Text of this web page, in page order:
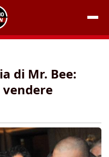
di Mr. Bee: